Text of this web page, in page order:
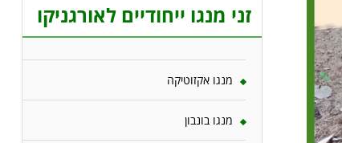
זני מנגו ייחודיים לאורגניקו
מנגו אקזוטיקה
מנגו בונבון